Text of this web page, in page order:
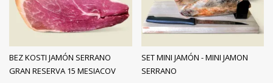
BEZ KOSTI JAMÓN SERRANO
GRAN RESERVA 15 MESIACOV
SET MINI JAMÓN - MINI JAMON
SERRANO